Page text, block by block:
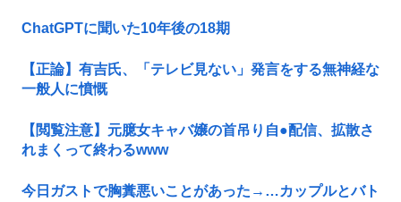
ChatGPTに聞いた10年後の18期
【正論】有吉氏、「テレビ見ない」発言をする無神経な
一般人に憤慨
【閲覧注意】元臆女キャバ嬢の首吊り自●配信、拡散さ
れまくって終わるwww
今日ガストで胸糞悪いことがあった→…カップルとバト